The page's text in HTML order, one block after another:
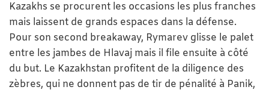
Kazakhs se procurent les occasions les plus franches
mais laissent de grands espaces dans la défense.
Pour son second breakaway, Rymarev glisse le palet
entre les jambes de Hlavaj mais il file ensuite à côté
du but. Le Kazakhstan profitent de la diligence des
zèbres, qui ne donnent pas de tir de pénalité à Panik,